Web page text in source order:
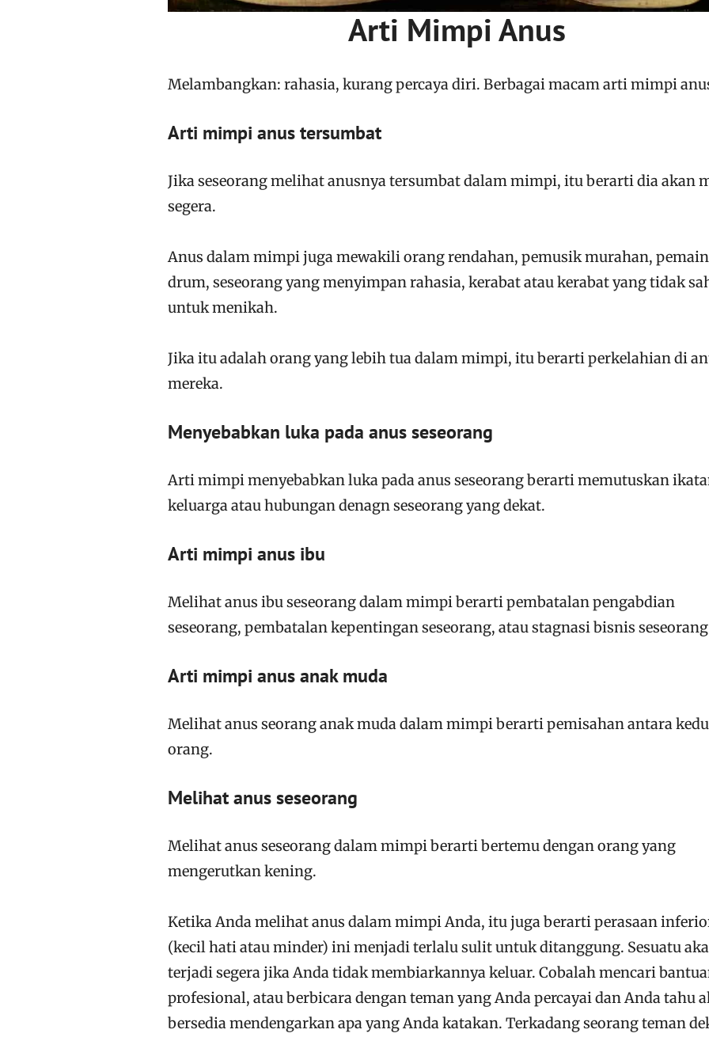
Arti Mimpi Anus
Melambangkan: rahasia, kurang percaya diri. Berbagai macam arti mimpi
Arti mimpi anus tersumbat
Jika seseorang melihat anusnya tersumbat dalam mimpi, itu berarti dia akan
segera.
Anus dalam mimpi juga mewakili orang rendahan, pemusik murahan, pemain
drum, seseorang yang menyimpan rahasia, kerabat atau kerabat yang tidak
untuk menikah.
Jika itu adalah orang yang lebih tua dalam mimpi, itu berarti perkelahian di
mereka.
Menyebabkan luka pada anus seseorang
Arti mimpi menyebabkan luka pada anus seseorang berarti memutuskan
keluarga atau hubungan denagn seseorang yang dekat.
Arti mimpi anus ibu
Melihat anus ibu seseorang dalam mimpi berarti pembatalan pengabdian
seseorang, pembatalan kepentingan seseorang, atau stagnasi bisnis
Arti mimpi anus anak muda
Melihat anus seorang anak muda dalam mimpi berarti pemisahan antara
orang.
Melihat anus seseorang
Melihat anus seseorang dalam mimpi berarti bertemu dengan orang yang
mengerutkan kening.
Ketika Anda melihat anus dalam mimpi Anda, itu juga berarti perasaan
(kecil hati atau minder) ini menjadi terlalu sulit untuk ditanggung. Sesuatu
terjadi segera jika Anda tidak membiarkannya keluar. Cobalah mencari
profesional, atau berbicara dengan teman yang Anda percayai dan Anda tahu
bersedia mendengarkan apa yang Anda katakan. Terkadang seorang teman